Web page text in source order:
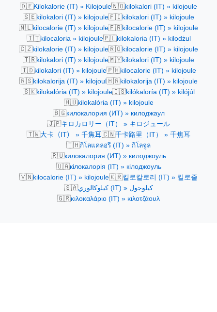
🇩🇪Kilokalorie (IT) » Kilojoule🇳🇴kilokalori (IT) » kilojoule
🇸🇪kilokalori (IT) » kilojoule🇫🇮kilokalori (IT) » kilojoule
🇳🇱kilocalorie (IT) » kilojoule🇫🇷kilocalorie (IT) » kilojoule
🇮🇹kilocaloria » kilojoule🇵🇱kilokaloria (IT) » kilodżul
🇨🇿kilokalorie (IT) » kilojoule🇷🇴kilocalorie (IT) » kilojoule
🇹🇷kilokalori (IT) » kilojoule🇲🇾kilokalori (IT) » kilojoule
🇮🇩kilokalori (IT) » kilojoule🇵🇭kilocalorie (IT) » kilojoule
🇷🇸kilokalorija (IT) » kilojoul 🇭🇷kilokalorija (IT) » kilojoule
🇸🇰kilokalória (IT) » kilojoule🇮🇸kilókaloría (IT) » kilójúl
🇭🇺kilokalória (IT) » kilojoule
🇧🇬килокалория (ИТ) » килоджаул
🇯🇵キロカロリー（IT） » キロジュール
🇹🇼大卡（IT） » 千焦耳 🇨🇳千卡路里（IT） » 千焦耳
🇹🇭กิโลแคลอรี (IT) » กิโลจูล
🇷🇺килокалория (ИТ) » килоджоуль
🇺🇦кілокалорія (IT) » кілоджоуль
🇻🇳kilocalorie (IT) » kilojoule🇰🇷킬로칼로리 (IT) » 킬로줄
🇸🇦 كيلوكالوري (IT) » كيلوجول
🇬🇷κιλοκαλάριο (IT) » κιλοτζάουλ